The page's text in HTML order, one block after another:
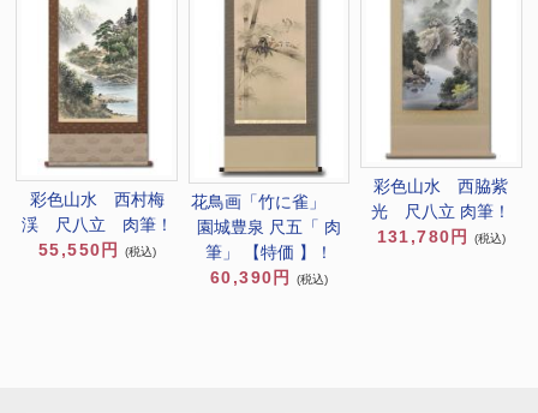
彩色山水 西村梅
渓 尺八立 肉筆！
55,550円
(税込)
花鳥画「竹に雀」
園城豊泉 尺五「 肉
筆」 【特価 】！
60,390円
(税込)
彩色山水 西脇紫
光 尺八立 肉筆！
131,780円
(税込)